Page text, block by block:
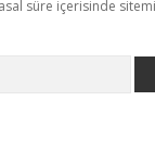
süre içerisinde